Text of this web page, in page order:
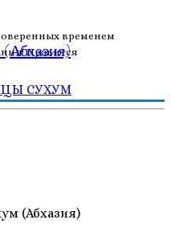
временем
Нравится
СУХУМ